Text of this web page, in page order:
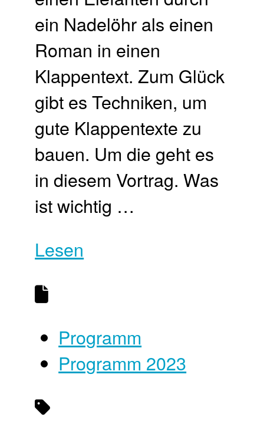
ein Nadelöhr als einen
Roman in einen
Klappentext. Zum Glück
gibt es Techniken, um
gute Klappentexte zu
bauen. Um die geht es
in diesem Vortrag. Was
ist wichtig …
Lesen
Programm
Programm 2023